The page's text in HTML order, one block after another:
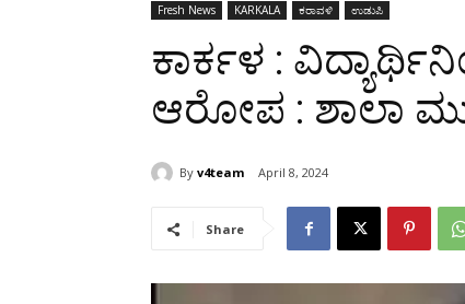
Fresh News KARKALA ಕರಾವಳಿ ಉಡುಪಿ
ಕಾರ್ಕಳ :
ಆರೋಪ : ಶಾಲಾ
By v4team April 8, 2024
Share